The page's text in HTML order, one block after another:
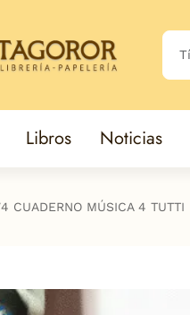
Libros Noticias
CUADERNO MÚSICA 4 TUTTI